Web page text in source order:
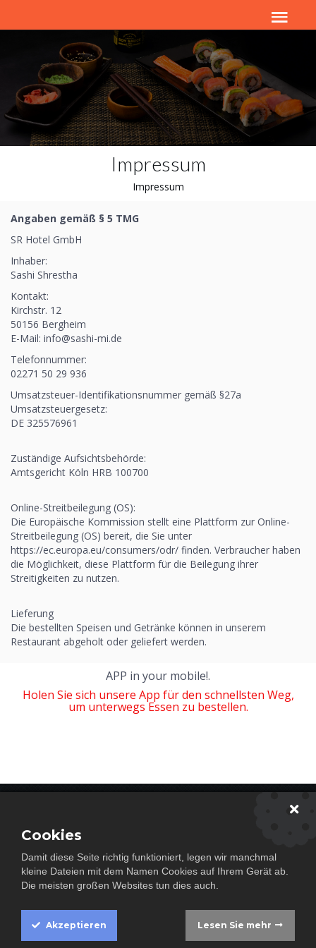
Impressum
Impressum
Angaben gemäß § 5 TMG
SR Hotel GmbH
Inhaber:
Sashi Shrestha
Kontakt:
Kirchstr. 12
50156 Bergheim
E-Mail: info@sashi-mi.de
Telefonnummer:
02271 50 29 936
Umsatzsteuer-Identifikationsnummer gemäß §27a
Umsatzsteuergesetz:
DE 325576961
Zuständige Aufsichtsbehörde:
Amtsgericht Köln HRB 100700
Online-Streitbeilegung (OS):
Die Europäische Kommission stellt eine Plattform zur Online-
Streitbeilegung (OS) bereit, die Sie unter
https://ec.europa.eu/consumers/odr/ finden. Verbraucher haben
die Möglichkeit, diese Plattform für die Beilegung ihrer
Streitigkeiten zu nutzen.
Lieferung
Die bestellten Speisen und Getränke können in unserem
Restaurant abgeholt oder geliefert werden.
APP in your mobile!.
Holen Sie sich unsere App für den schnellsten Weg,
um unterwegs Essen zu bestellen.
Abonnieren
Impressum
Cookies
Damit diese Seite richtig funktioniert, legen wir manchmal
kleine Dateien mit dem Namen Cookies auf Ihrem Gerät ab.
Die meisten großen Websites tun dies auch.
Akzeptieren Lesen Sie mehr